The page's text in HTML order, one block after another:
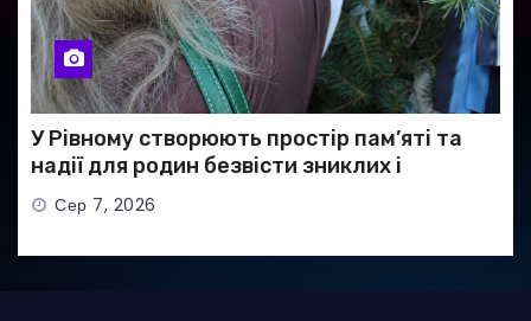
У Рівному створюють простір пам’яті та
надії для родин безвісти зниклих і
полонених військових
Сер 7, 2026